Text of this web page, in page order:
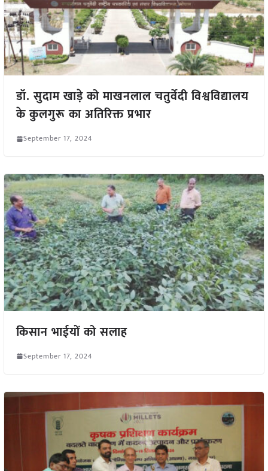
डॉ. सुदाम खाड़े को माखनलाल चतुर्वेदी विश्वविद्यालय
के कुलगुरू का अतिरिक्त प्रभार
September 17, 2024
किसान भाईयों को सलाह
September 17, 2024